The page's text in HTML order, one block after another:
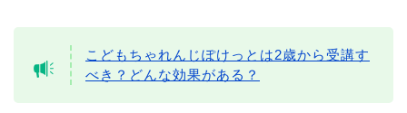
こどもちゃれんじぽけっとは2歳から受講す
べき？どんな効果がある？